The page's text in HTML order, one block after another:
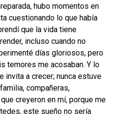
hubo momentos en
cuestionando lo que había
que la vida tiene
incluso cuando no
días gloriosos, pero
temores me acosaban. Y lo
invita a crecer; nunca estuve
compañeras,
creyeron en mí, porque me
este sueño no sería